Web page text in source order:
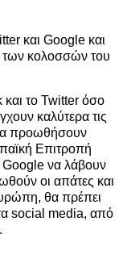
και Google και
των κολοσσών του
και το Twitter όσο
καλύτερα τις
προωθήσουν
Επιτροπή
Google να λάβουν
οι απάτες και
θα πρέπει
social media, από